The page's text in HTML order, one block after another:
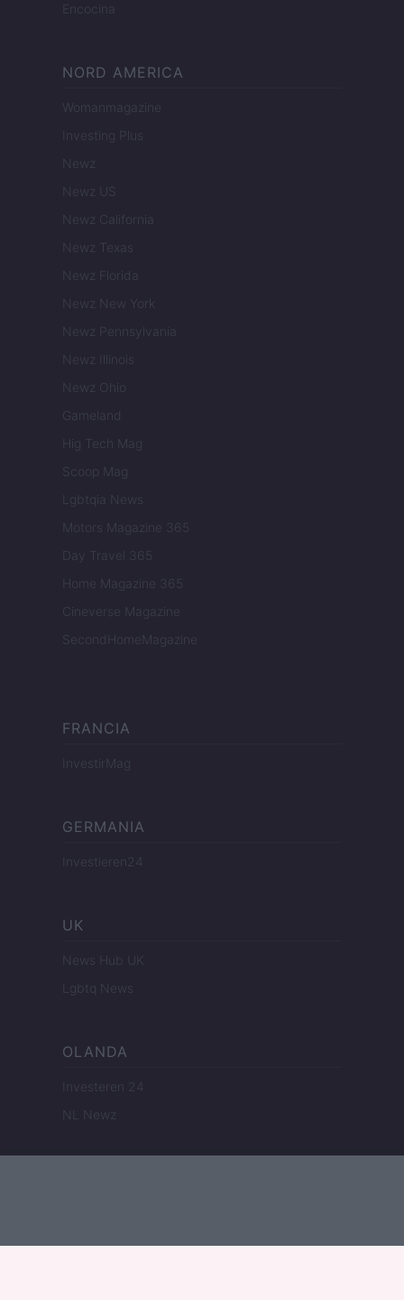
Encocina
NORD AMERICA
Womanmagazine
Investing Plus
Newz
Newz US
Newz California
Newz Texas
Newz Florida
Newz New York
Newz Pennsylvania
Newz Illinois
Newz Ohio
Gameland
Hig Tech Mag
Scoop Mag
Lgbtqia News
Motors Magazine 365
Day Travel 365
Home Magazine 365
Cineverse Magazine
SecondHomeMagazine
FRANCIA
InvestirMag
GERMANIA
Investieren24
UK
News Hub UK
Lgbtq News
OLANDA
Investeren 24
NL Newz